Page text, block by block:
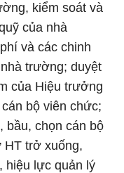
kiểm soát và
của nhà
và các chinh
trường; duyệt
của Hiệu trưởng
bộ viên chức;
bầu, chọn cán bộ
HT trở xuống,
hiệu lực quản lý